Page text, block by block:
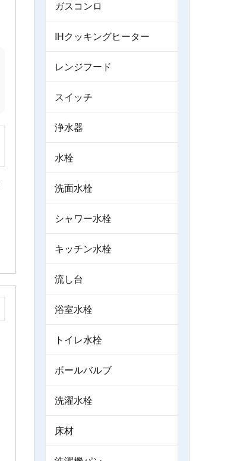
ガスコンロ
IHクッキングヒーター
レンジフード
スイッチ
浄水器
水栓
洗面水栓
シャワー水栓
キッチン水栓
流し台
浴室水栓
トイレ水栓
ボールバルブ
洗濯水栓
床材